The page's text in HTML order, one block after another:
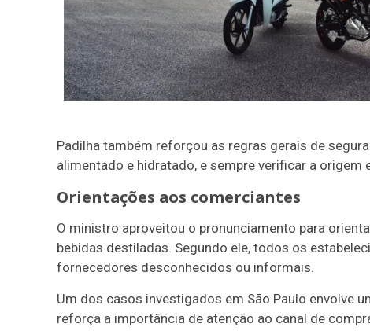
Padilha também reforçou as regras gerais de
alimentado e hidratado, e sempre verificar a origem
Orientações aos comerciantes
O ministro aproveitou o pronunciamento para
bebidas destiladas. Segundo ele, todos os
fornecedores desconhecidos ou informais.
Um dos casos investigados em São Paulo envolve
reforça a importância de atenção ao canal de